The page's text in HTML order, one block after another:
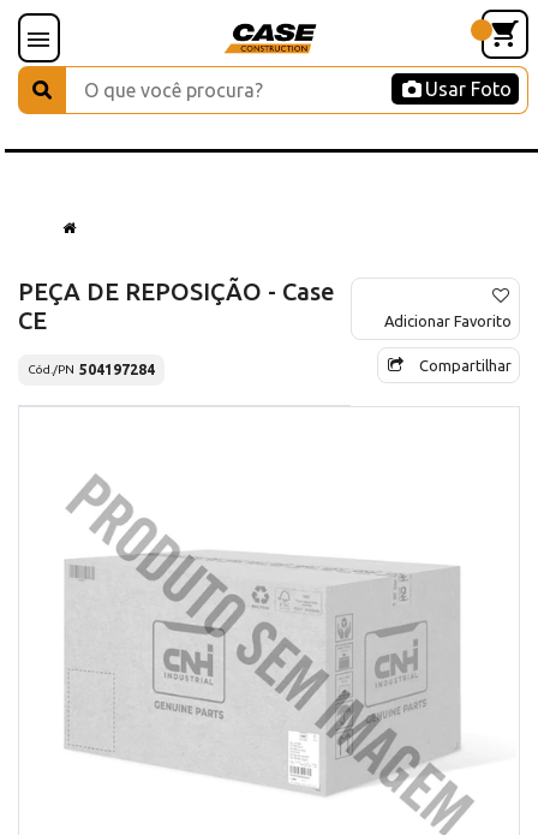
Usar Foto
PEÇA DE REPOSIÇÃO - Case
CE
Cód./PN 504197284
Adicionar Favorito
Compartilhar